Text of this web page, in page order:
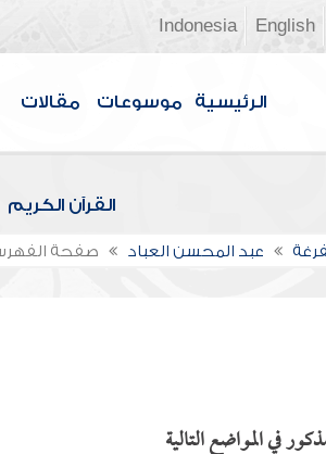
English
Indonesia
الرئيسية موسوعات مقالات
القرآن الكريم
عبد المحسن العباد صفحة
في المواضع التالية